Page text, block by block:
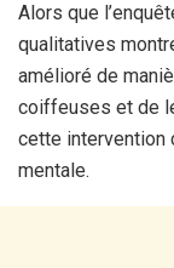
Alors que
qualitatives
amélioré de
coiffeuses et de
cette intervention
mentale.